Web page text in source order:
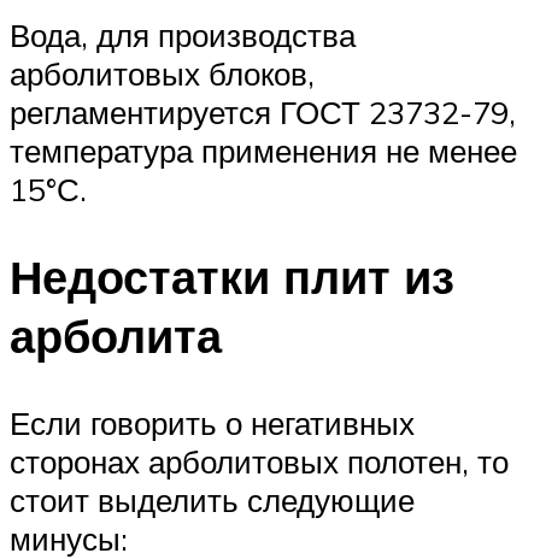
Вода, для производства
арболитовых блоков,
регламентируется ГОСТ 23732-79,
температура применения не менее
15°С.
Недостатки плит из
арболита
Если говорить о негативных
сторонах арболитовых полотен, то
стоит выделить следующие
минусы: